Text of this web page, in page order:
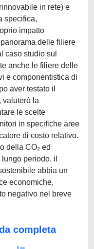
in rete) e
specifica,
impatto
delle filiere
caso studio sul
anche le filiere delle
e componentistica di
aver testato il
valuterò la
le scelte
in specifiche aree
di costo relativo.
della CO₂ ed
periodo, il
abbia un
economiche,
negativo nel breve
completa